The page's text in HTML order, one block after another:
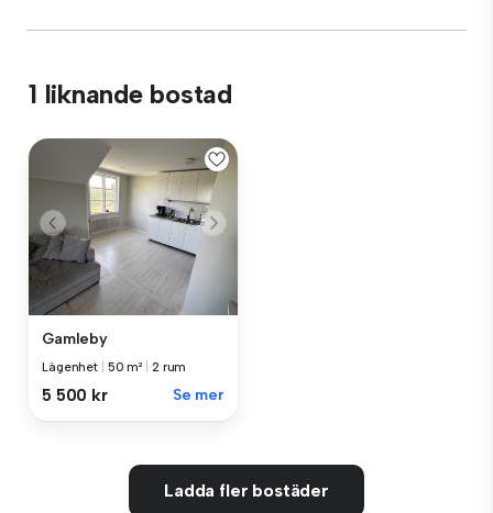
1 liknande bostad
Gamleby
Lägenhet 50 m² 2 rum
5 500 kr Se mer
Ladda fler bostäder